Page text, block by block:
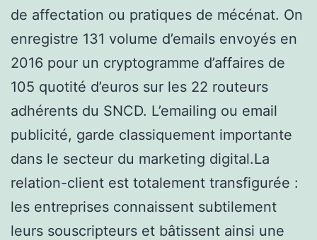
de affectation ou pratiques de mécénat. On
enregistre 131 volume d’emails envoyés en
2016 pour un cryptogramme d’affaires de
105 quotité d’euros sur les 22 routeurs
adhérents du SNCD. L’emailing ou email
publicité, garde classiquement importante
dans le secteur du marketing digital.La
relation-client est totalement transfigurée :
les entreprises connaissent subtilement
leurs souscripteurs et bâtissent ainsi une